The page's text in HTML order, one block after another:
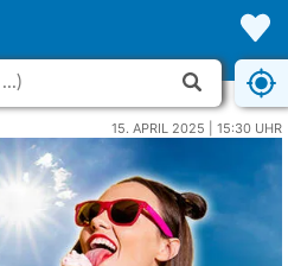
15. APRIL 2025 | 15:30 UHR